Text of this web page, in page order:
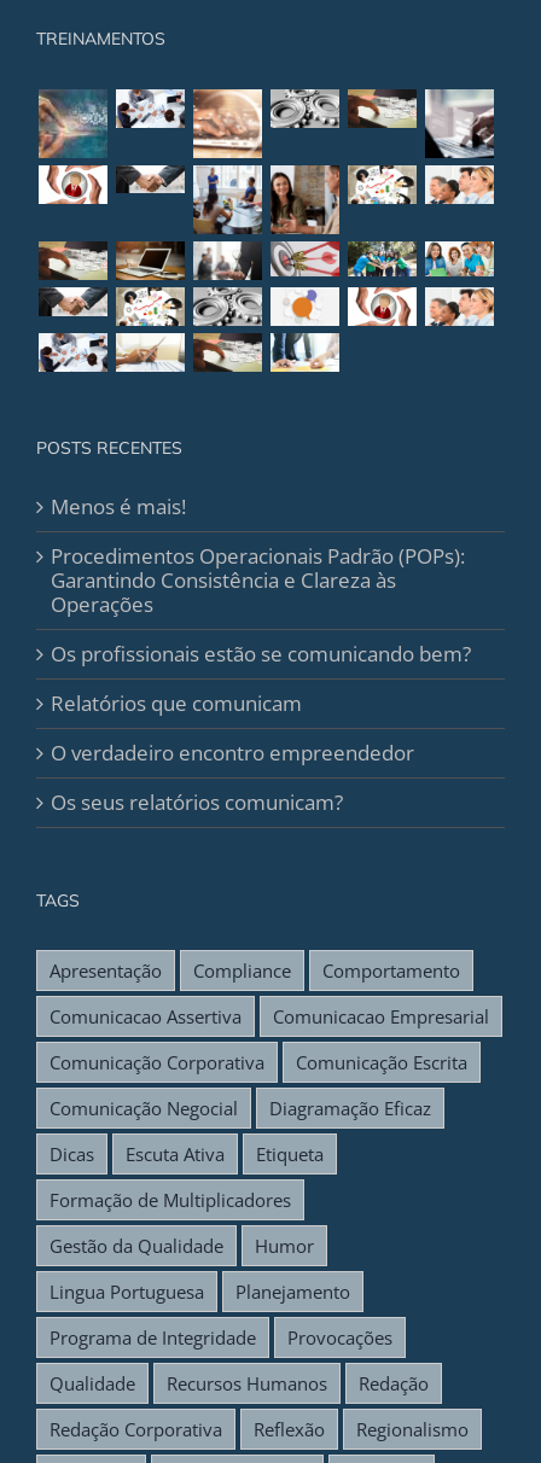
TREINAMENTOS
POSTS RECENTES
Menos é mais!
Procedimentos Operacionais Padrão (POPs):
Garantindo Consistência e Clareza às
Operações
Os profissionais estão se comunicando bem?
Relatórios que comunicam
O verdadeiro encontro empreendedor
Os seus relatórios comunicam?
TAGS
Apresentação Compliance
Comportamento
Comunicacao Assertiva
Comunicacao Empresarial
Comunicação Corporativa
Comunicação Escrita
Comunicação Negocial
Diagramação Eficaz
Dicas
Escuta Ativa
Etiqueta
Formação de Multiplicadores
Gestão da Qualidade
Humor
Lingua Portuguesa
Planejamento
Programa de Integridade
Provocações
Qualidade
Recursos Humanos
Redação
Redação Corporativa
Reflexão Regionalismo